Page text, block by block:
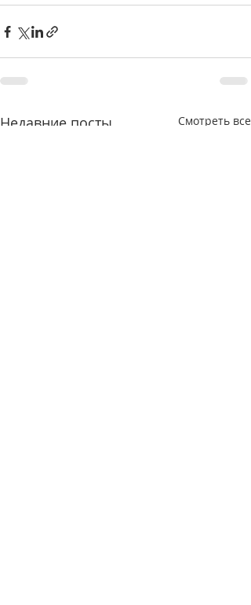
Недавние посты Смотреть все